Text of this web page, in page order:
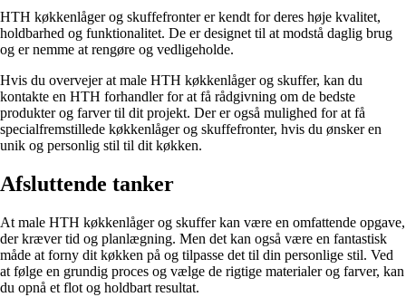
HTH køkkenlåger og skuffefronter er kendt for deres høje kvalitet,
holdbarhed og funktionalitet. De er designet til at modstå daglig brug
og er nemme at rengøre og vedligeholde.
Hvis du overvejer at male HTH køkkenlåger og skuffer, kan du
kontakte en HTH forhandler for at få rådgivning om de bedste
produkter og farver til dit projekt. Der er også mulighed for at få
specialfremstillede køkkenlåger og skuffefronter, hvis du ønsker en
unik og personlig stil til dit køkken.
Afsluttende tanker
At male HTH køkkenlåger og skuffer kan være en omfattende opgave,
der kræver tid og planlægning. Men det kan også være en fantastisk
måde at forny dit køkken på og tilpasse det til din personlige stil. Ved
at følge en grundig proces og vælge de rigtige materialer og farver, kan
du opnå et flot og holdbart resultat.